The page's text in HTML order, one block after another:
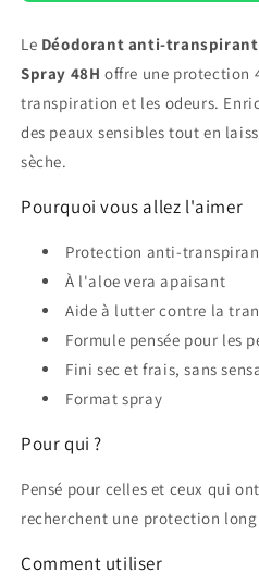
Le Déodorant anti-transpirant
Spray 48H offre une protection
transpiration et les odeurs.
des peaux sensibles tout en
sèche.
Pourquoi vous allez l'aimer
Protection anti-
À l'aloe vera apaisant
Aide à lutter contre la
Formule pensée pour les
Fini sec et frais, sans
Format spray
Pour qui ?
Pensé pour celles et ceux qui
recherchent une protection
Comment utiliser